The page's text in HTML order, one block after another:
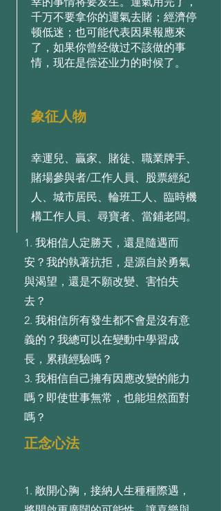
千万不要拿你的運氣去賭；經濟停
顿低迷；也可能代表因果報應來
了，如果你曾经做过不該做的事
情，现在是偿还业力的时候了。
象征人物
幸運兒、贏家、賭徒、職業牌手、
賭場參與者/工作人員、股票經紀
人、城市居民、輪班工人、臨時機
構工作人員、尋寶者、當鋪老闆。
1. 我相信⼈定勝天，還是隨遇⽽
安？我的執著抗拒，是源⾃於勇氣
與渴望，還是不願改變、害怕失
去？
2. 我相信所有發⽣都不會是沒有意
義的？我總可以在變動中學習成
⻑，累積經驗嗎？
3. 我相信⾃⼰擁有因應改變的能⼒
嗎？即使世事無常，也能坦然⾯對
嗎？
正念心法
1. 敞開⼼胸，接納⼈⽣種種際遇，